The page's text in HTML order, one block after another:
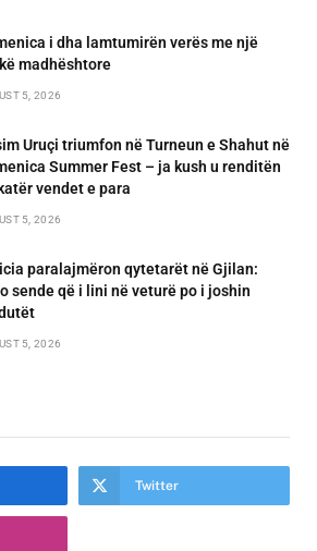
i dha lamtumirën verës me një
madhështore
5, 2026
Uruçi triumfon në Turneun e Shahut në
Summer Fest – ja kush u renditën
vendet e para
5, 2026
paralajmëron qytetarët në Gjilan:
sende që i lini në veturë po i joshin
5, 2026
Twitter